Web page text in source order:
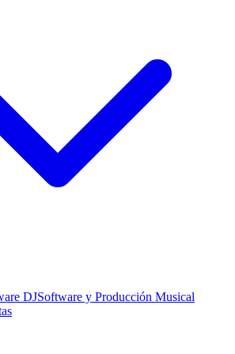
DJSoftware y Producción Musical